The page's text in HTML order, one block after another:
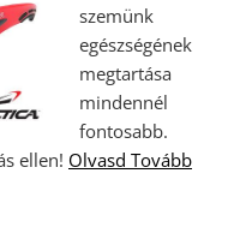
szemünk
egészségének
megtartása
mindennél
fontosabb.
ellen! Olvasd Tovább